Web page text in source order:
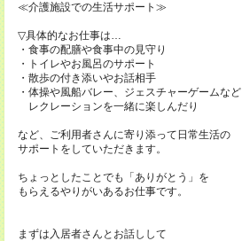
≪介護施設での生活サポート≫
▽具体的なお仕事は…
・食事の配膳や食事中の見守り
・トイレやお風呂のサポート
・散歩の付き添いやお話相手
・体操や風船バレー、ジェスチャーゲームなど
レクレーションを一緒に楽しんだり
など、ご利用者さんに寄り添って日常生活の
サポートをしていただきます。
ちょっとしたことでも「ありがとう」を
もらえるやりがいあるお仕事です。
まずは入居者さんとお話しして